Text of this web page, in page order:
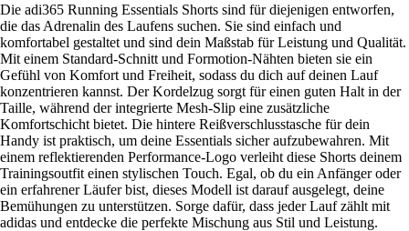
Die adi365 Running Essentials Shorts sind für diejenigen entworfen,
die das Adrenalin des Laufens suchen. Sie sind einfach und
komfortabel gestaltet und sind dein Maßstab für Leistung und Qualität.
Mit einem Standard-Schnitt und Formotion-Nähten bieten sie ein
Gefühl von Komfort und Freiheit, sodass du dich auf deinen Lauf
konzentrieren kannst. Der Kordelzug sorgt für einen guten Halt in der
Taille, während der integrierte Mesh-Slip eine zusätzliche
Komfortschicht bietet. Die hintere Reißverschlusstasche für dein
Handy ist praktisch, um deine Essentials sicher aufzubewahren. Mit
einem reflektierenden Performance-Logo verleiht diese Shorts deinem
Trainingsoutfit einen stylischen Touch. Egal, ob du ein Anfänger oder
ein erfahrener Läufer bist, dieses Modell ist darauf ausgelegt, deine
Bemühungen zu unterstützen. Sorge dafür, dass jeder Lauf zählt mit
adidas und entdecke die perfekte Mischung aus Stil und Leistung.